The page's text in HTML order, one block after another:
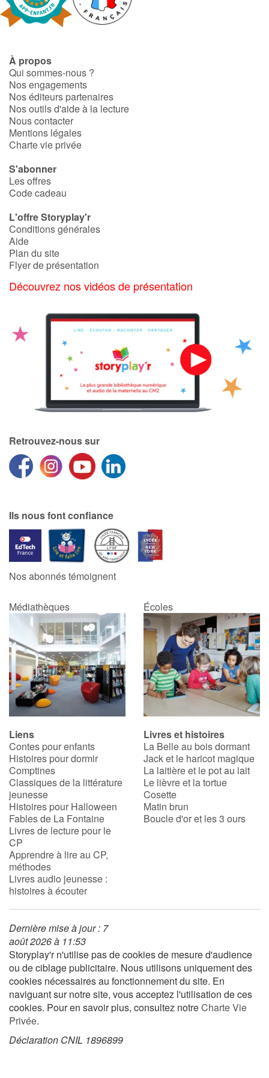
Fable, mythe, littérature et poésie
Ogres, monstres et sorcières
Héroïnes et héros
Écologie, nature, saisons
Les animaux
Voyage, épopée, enquête, aventure
Autour du monde
Apprentissage
Art, espace, activité
En famille
Quotidien et loisirs
Amour et amitié
Sujets de société
Formats et illustrations
Catalogue anglais
Contraste +
Aide
Accueil
Famille
Écoles
Médiathèques
Vidéos & Tutoriaux
Blog
Actualités
Rencontres et témoignages
Contes d'ici et d'ailleurs
Autour de la lecture
Apprendre à lire
Livre audio
À propos
Qui sommes-nous ?
Nos engagements
Nos éditeurs partenaires
Nos outils d'aide à la lecture
Nous contacter
Mentions légales
Charte vie privée
S'abonner
Les offres
Code cadeau
L'offre Storyplay'r
Conditions générales
Aide
Plan du site
Flyer de présentation
Découvrez nos vidéos de présentation
Retrouvez-nous sur
Ils nous font confiance
Nos abonnés témoignent
Médiathèques Écoles
Liens
Contes pour enfants
Histoires pour dormir
Comptines
Classiques de la littérature
jeunesse
Histoires pour Halloween
Fables de La Fontaine
Livres de lecture pour le
CP
Apprendre à lire au CP,
méthodes
Livres audio jeunesse :
histoires à écouter
Livres et histoires
La Belle au bois dormant
Jack et le haricot magique
La laitière et le pot au lait
Le lièvre et la tortue
Cosette
Matin brun
Boucle d'or et les 3 ours
Dernière mise à jour : 7
août 2026 à 11:53
Storyplay'r n'utilise pas de cookies de mesure d'audience
ou de ciblage publicitaire. Nous utilisons uniquement des
cookies nécessaires au fonctionnement du site. En
naviguant sur notre site, vous acceptez l'utilisation de ces
cookies. Pour en savoir plus, consultez notreCharte Vie
Privée.
Déclaration CNIL 1896899